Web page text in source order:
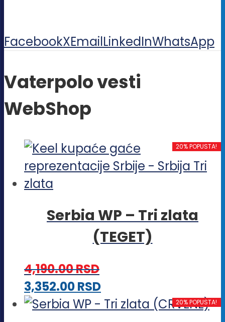
FacebookXEmailLinkedInWhatsApp
Vaterpolo vesti
WebShop
20% POPUSTA!
Serbia WP – Tri zlata
(TEGET)
4,190.00RSD
3,352.00RSDOvaj
proizvod
20% POPUSTA!